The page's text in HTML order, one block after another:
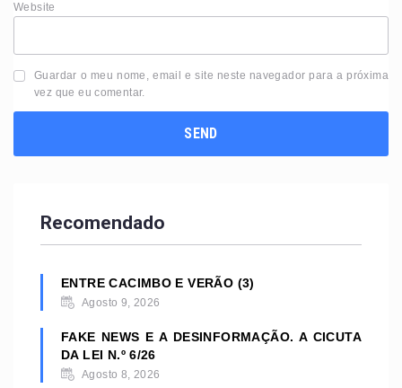
Website
Guardar o meu nome, email e site neste navegador para a próxima
vez que eu comentar.
Recomendado
ENTRE CACIMBO E VERÃO (3)
Agosto 9, 2026
FAKE NEWS E A DESINFORMAÇÃO. A CICUTA
DA LEI N.º 6/26
Agosto 8, 2026